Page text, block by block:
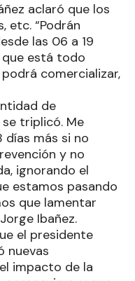
aclaró que los
etc. “Podrán
las 06 a 19
que está todo
comercializar,
de
triplicó. Me
días más si no
y no
ignorando el
estamos pasando
que lamentar
Ibañez.
el presidente
nuevas
impacto de la